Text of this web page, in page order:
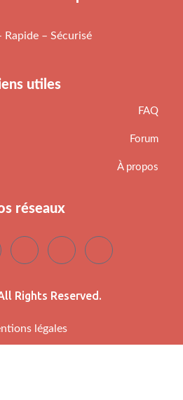
Rapide – Sécurisé
utiles
FAQ
Forum
À propos
réseaux
Rights Reserved.
légales